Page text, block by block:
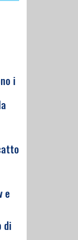
i
e
di